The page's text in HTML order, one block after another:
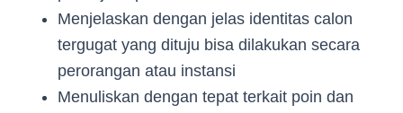
Menjelaskan dengan jelas identitas calon
tergugat yang dituju bisa dilakukan secara
perorangan atau instansi
Menuliskan dengan tepat terkait poin dan